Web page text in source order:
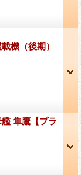
機（後期）
隼鷹【プラ